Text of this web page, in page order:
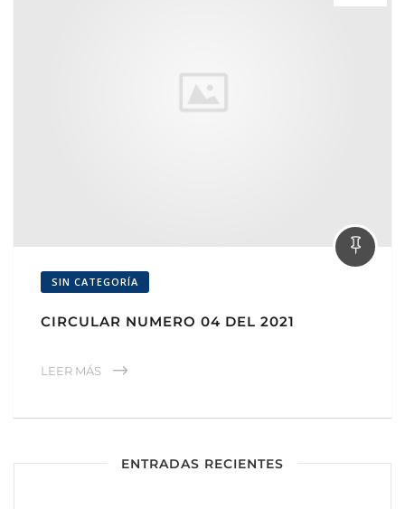
SIN CATEGORÍA
CIRCULAR NUMERO 04 DEL 2021
LEER MÁS
ENTRADAS RECIENTES